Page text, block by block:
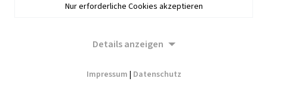
mit allen Drehbewegungen des Baggers ist, rundet die
durch diese Technik eine kürzere Bauzeit ermöglicht werden,
erhöht. „Früher mussten unsere Mitarbeiter großen Aufwand
Nur erforderliche Cookies akzeptieren
Details anzeigen
Impressum | Datenschutz